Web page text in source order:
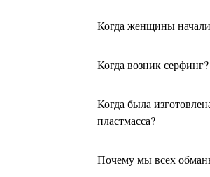
Когда женщины
Когда возник серфинг?
Когда была
пластмасса?
Почему мы всех